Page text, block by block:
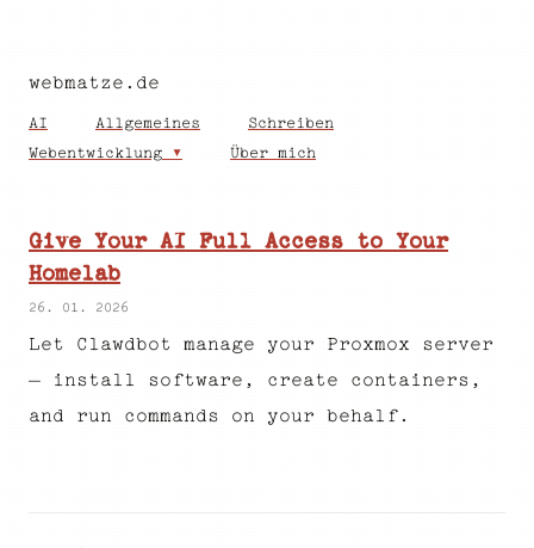
webmatze.de
AI Allgemeines Schreiben
Webentwicklung Über mich
Give Your AI Full Access to Your
Homelab
26. 01. 2026
Let Clawdbot manage your Proxmox server
— install software, create containers,
and run commands on your behalf.